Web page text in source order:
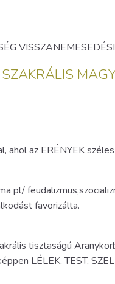
az ERÉNYEK
pl/
favorizálta.
tisztaságú
LÉLEK, TEST,